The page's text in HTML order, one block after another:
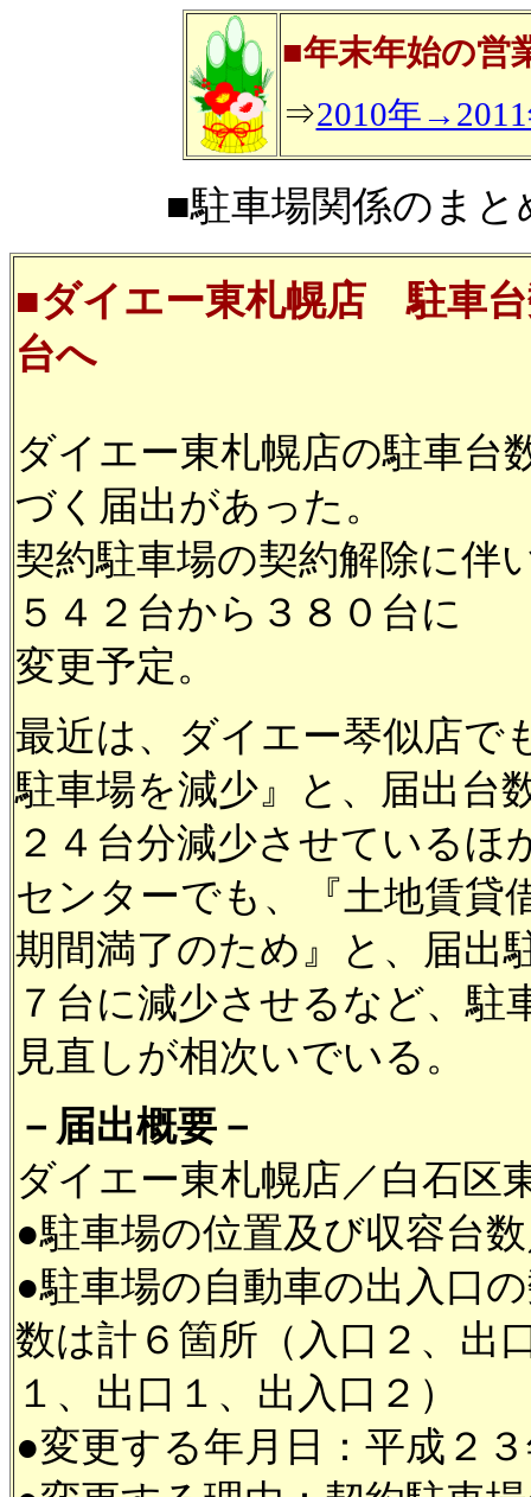
■年末年始の営
⇒2010年
■駐車場関係のま
■ダイエー東札幌店 駐車
台へ
ダイエー東札幌店の駐車台
づく届出があった。
契約駐車場の契約解除に伴
５４２台から３８０台に
変更予定。
最近は、ダイエー琴似店で
駐車場を減少』と、届出台
２４台分減少させている
センターでも、『土地賃貸
期間満了のため』と、届出
７台に減少させるなど、駐
見直しが相次いでいる。
－届出概要－
ダイエー東札幌店／白石区
●駐車場の位置及び収容台
●駐車場の自動車の出入口
数は計６箇所（入口２、出
１、出口１、出入口２）
●変更する年月日：平成２